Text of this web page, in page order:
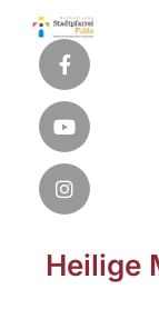
Heilige